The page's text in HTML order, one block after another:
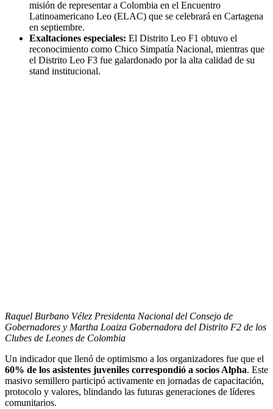
misión de representar a Colombia en el Encuentro
Latinoamericano Leo (ELAC) que se celebrará en Cartagena
en septiembre.
Exaltaciones especiales: El Distrito Leo F1 obtuvo el
reconocimiento como Chico Simpatía Nacional, mientras que
el Distrito Leo F3 fue galardonado por la alta calidad de su
stand institucional.
Raquel Burbano Vélez Presidenta Nacional del Consejo de
Gobernadores y Martha Loaiza Gobernadora del Distrito F2 de los
Clubes de Leones de Colombia
Un indicador que llenó de optimismo a los organizadores fue que el
60% de los asistentes juveniles correspondió a socios Alpha. Este
masivo semillero participó activamente en jornadas de capacitación,
protocolo y valores, blindando las futuras generaciones de líderes
comunitarios.